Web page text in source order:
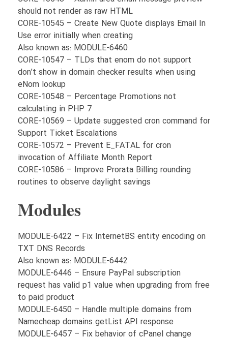
should not render as raw HTML
CORE-10545 – Create New Quote displays Email In
Use error initially when creating
Also known as: MODULE-6460
CORE-10547 – TLDs that enom do not support
don’t show in domain checker results when using
eNom lookup
CORE-10548 – Percentage Promotions not
calculating in PHP 7
CORE-10569 – Update suggested cron command for
Support Ticket Escalations
CORE-10572 – Prevent E_FATAL for cron
invocation of Affiliate Month Report
CORE-10586 – Improve Prorata Billing rounding
routines to observe daylight savings
Modules
MODULE-6422 – Fix InternetBS entity encoding on
TXT DNS Records
Also known as: MODULE-6442
MODULE-6446 – Ensure PayPal subscription
request has valid p1 value when upgrading from free
to paid product
MODULE-6450 – Handle multiple domains from
Namecheap domains.getList API response
MODULE-6457 – Fix behavior of cPanel change